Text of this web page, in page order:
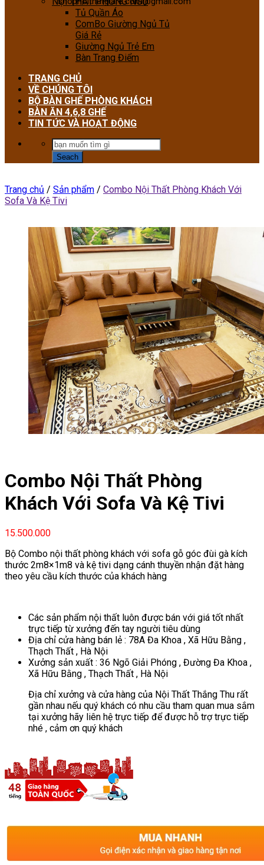
Tủ Quần Áo
ComBo Giường Ngủ Tủ
Giá Rẻ
Giường Ngủ Trẻ Em
Bàn Trang Điểm
TRANG CHỦ
VỀ CHÚNG TÔI
BỘ BÀN GHẾ PHÒNG KHÁCH
BÀN ĂN 4,6,8 GHẾ
TIN TỨC VÀ HOẠT ĐỘNG
Trang chủ / Sản phẩm / Combo Nội Thất Phòng Khách Với
Sofa Và Kệ Tivi
Combo Nội Thất Phòng
Khách Với Sofa Và Kệ Tivi
15.500.000
Bộ Combo nội thất phòng khách với sofa gỗ góc đùi gà kích
thước 2m8×1m8 và kệ tivi dạng cánh thuyền nhận đặt hàng
theo yêu cầu kích thước của khách hàng
Các sản phẩm nội thất luôn được bán với giá tốt nhất
trực tiếp từ xưởng đến tay người tiêu dùng
Địa chỉ cửa hàng bán lẻ : 78A Đa Khoa , Xã Hữu Bằng ,
Thạch Thất , Hà Nội
Xưởng sản xuất : 36 Ngõ Giải Phóng , Đường Đa Khoa ,
Xã Hữu Bằng , Thạch Thất , Hà Nội
Địa chỉ xưởng và cửa hàng của Nội Thất Thắng Thu rất
gần nhau nếu quý khách có nhu cầu tham quan mua sắm
tại xưởng hãy liên hệ trực tiếp để được hỗ trợ trực tiếp
nhé , cảm ơn quý khách